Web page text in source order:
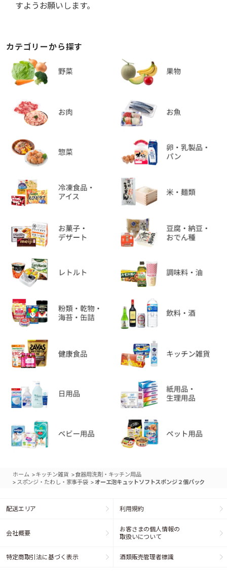
すようお願いします。
カテゴリーから探す
ホーム >キッチン雑貨 >食器用洗剤・キッチン用品
> スポンジ・たわし・家事手袋 >オーエ泡キュットソフトスポンジ２個パック
配送エリア 利用規約
会社概要
お客さまの個人情報の
取扱いについて
特定商取引法に基づく表示 酒類販売管理者標識